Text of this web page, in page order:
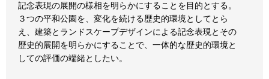
記念表現の展開の様相を明らかにすることを目的とする。
３つの平和公園を、変化を続ける歴史的環境としてとら
え、建築とランドスケープデザインによる記念表現とその
歴史的展開を明らかにすることで、一体的な歴史的環境と
しての評価の端緒としたい。